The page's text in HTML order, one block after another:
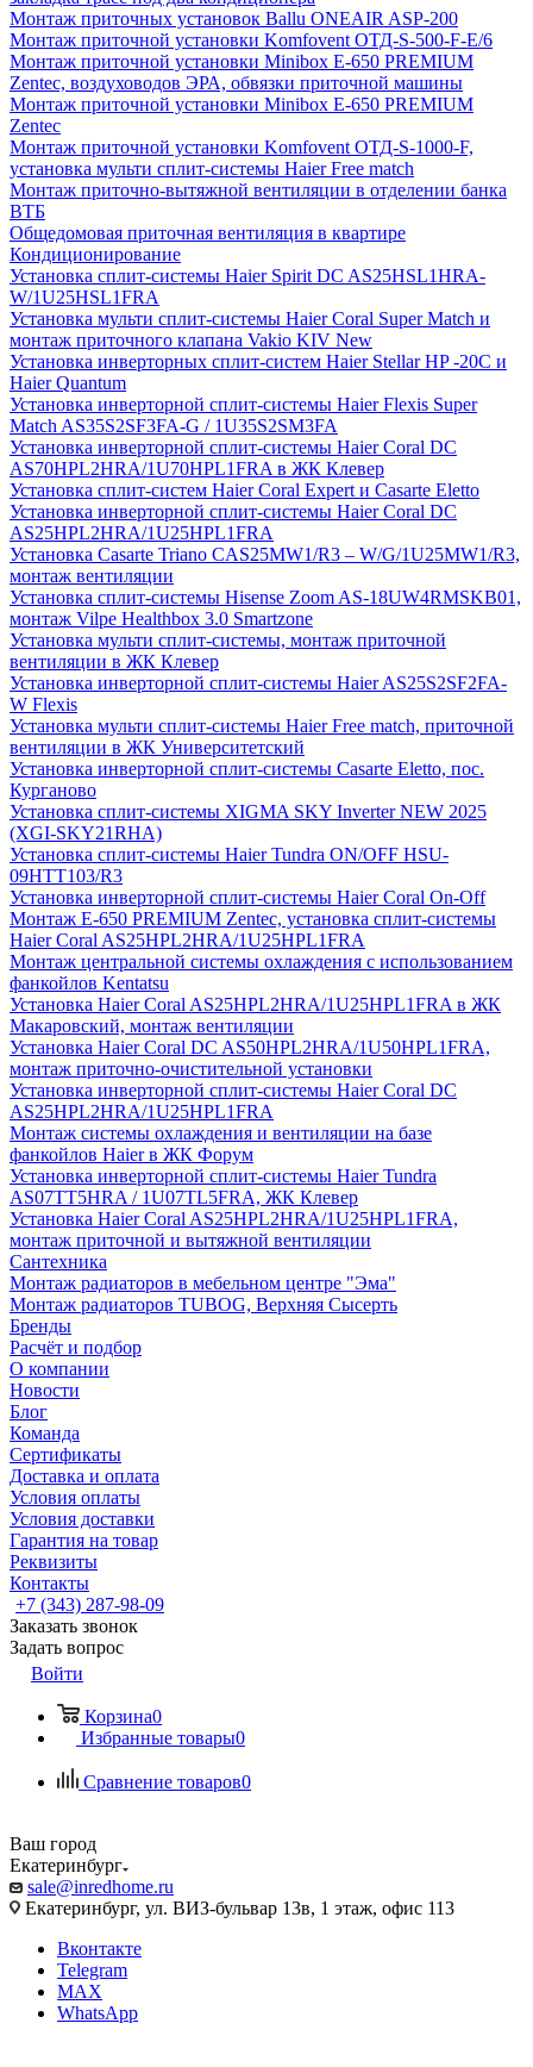
Монтаж приточных установок Ballu ONEAIR ASP-200
Монтаж приточной установки Komfovent ОТД-S-500-F-E/6
Монтаж приточной установки Minibox E-650 PREMIUM
Zentec, воздуховодов ЭРА, обвязки приточной машины
Монтаж приточной установки Minibox E-650 PREMIUM
Zentec
Монтаж приточной установки Komfovent ОТД-S-1000-F,
установка мульти сплит-системы Haier Free match
Монтаж приточно-вытяжной вентиляции в отделении банка
ВТБ
Общедомовая приточная вентиляция в квартире
Кондиционирование
Установка сплит-системы Haier Spirit DC AS25HSL1HRA-
W/1U25HSL1FRA
Установка мульти сплит-системы Haier Coral Super Match и
монтаж приточного клапана Vakio KIV New
Установка инверторных сплит-систем Haier Stellar HP -20С и
Haier Quantum
Установка инверторной сплит-системы Haier Flexis Super
Match AS35S2SF3FA-G / 1U35S2SM3FA
Установка инверторной сплит-системы Haier Coral DC
AS70HPL2HRA/1U70HPL1FRA в ЖК Клевер
Установка сплит-систем Haier Coral Expert и Casarte Eletto
Установка инверторной сплит-системы Haier Coral DC
AS25HPL2HRA/1U25HPL1FRA
Установка Casarte Triano CAS25MW1/R3 – W/G/1U25MW1/R3,
монтаж вентиляции
Установка сплит-системы Hisense Zoom AS-18UW4RMSKB01,
монтаж Vilpe Healthbox 3.0 Smartzone
Установка мульти сплит-системы, монтаж приточной
вентиляции в ЖК Клевер
Установка инверторной сплит-системы Haier AS25S2SF2FA-
W Flexis
Установка мульти сплит-системы Haier Free match, приточной
вентиляции в ЖК Университетский
Установка инверторной сплит-системы Casarte Eletto, пос.
Курганово
Установка сплит-системы XIGMA SKY Inverter NEW 2025
(XGI-SKY21RHA)
Установка сплит-системы Haier Tundra ON/OFF HSU-
09HTT103/R3
Установка инверторной сплит-системы Haier Coral On-Off
Монтаж E-650 PREMIUM Zentec, установка сплит-системы
Haier Coral AS25HPL2HRA/1U25HPL1FRA
Монтаж центральной системы охлаждения с использованием
фанкойлов Kentatsu
Установка Haier Coral AS25HPL2HRA/1U25HPL1FRA в ЖК
Макаровский, монтаж вентиляции
Установка Haier Coral DC AS50HPL2HRA/1U50HPL1FRA,
монтаж приточно-очистительной установки
Установка инверторной сплит-системы Haier Coral DC
AS25HPL2HRA/1U25HPL1FRA
Монтаж системы охлаждения и вентиляции на базе
фанкойлов Haier в ЖК Форум
Установка инверторной сплит-системы Haier Tundra
AS07TT5HRA / 1U07TL5FRA, ЖК Клевер
Установка Haier Coral AS25HPL2HRA/1U25HPL1FRA,
монтаж приточной и вытяжной вентиляции
Сантехника
Монтаж радиаторов в мебельном центре "Эма"
Монтаж радиаторов TUBOG, Верхняя Сысерть
Бренды
Расчёт и подбор
О компании
Новости
Блог
Команда
Сертификаты
Доставка и оплата
Условия оплаты
Условия доставки
Гарантия на товар
Реквизиты
Контакты
+7 (343) 287-98-09
Заказать звонок
Задать вопрос
Войти
Корзина0
Избранные товары0
Сравнение товаров0
Ваш город
Екатеринбург
sale@inredhome.ru
Екатеринбург, ул. ВИЗ-бульвар 13в, 1 этаж, офис 113
Вконтакте
Telegram
MAX
WhatsApp